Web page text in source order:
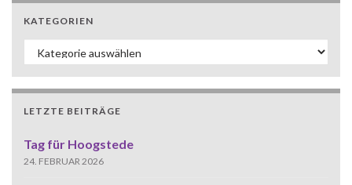
KATEGORIEN
Kategorien
LETZTE BEITRÄGE
Tag für Hoogstede
24. FEBRUAR 2026